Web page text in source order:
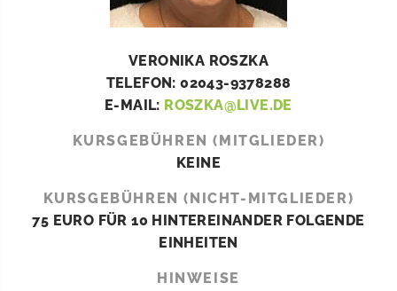
VERONIKA ROSZKA
TELEFON: 02043-9378288
E-MAIL: ROSZKA@LIVE.DE
KURSGEBÜHREN (MITGLIEDER)
KEINE
KURSGEBÜHREN (NICHT-MITGLIEDER)
75 EURO FÜR 10 HINTEREINANDER FOLGENDE
EINHEITEN
HINWEISE